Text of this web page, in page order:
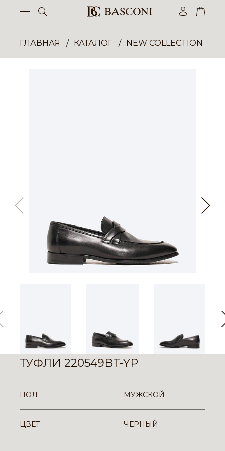
ГЛАВНАЯ КАТАЛОГ NEW COLLECTION
ТУФЛИ 220549BT-YP
ПОЛ МУЖСКОЙ
ЦВЕТ ЧЕРНЫЙ